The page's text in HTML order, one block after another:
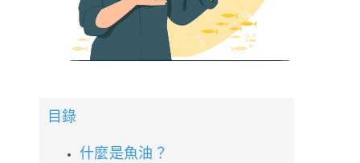
目錄
什麼是魚油？
訂單查詢 使用條款
購物說明
德風健康館